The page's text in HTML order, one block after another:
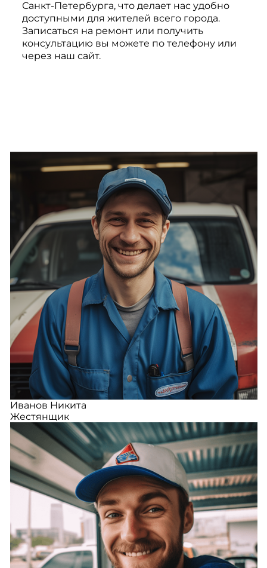
Санкт-Петербурга, что делает нас удобно
доступными для жителей всего города.
Записаться на ремонт или получить
консультацию вы можете по телефону или
через наш сайт.
Иванов Никита
Жестянщик